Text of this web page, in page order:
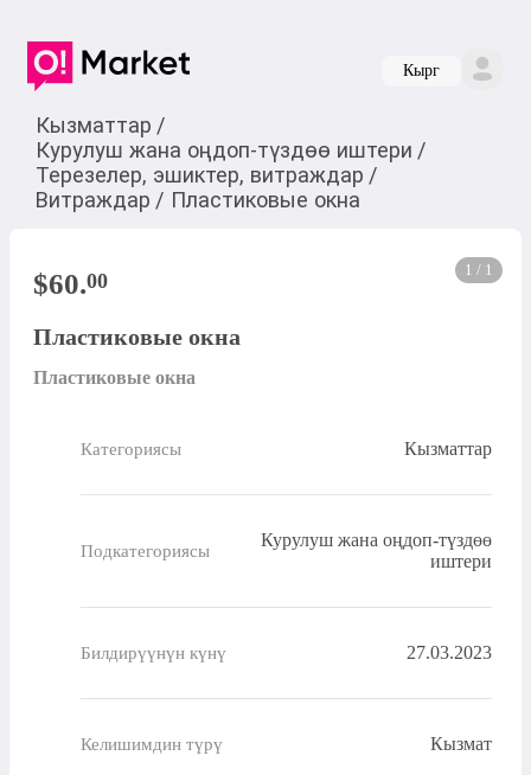
Кырг
Кызматтар /
Курулуш жана оңдоп-түздөө иштери /
Терезелер, эшиктер, витраждар /
Витраждар / Пластиковые окна
1 / 1
$60.00
Пластиковые окна
Пластиковые окна
Категориясы Кызматтар
Подкатегориясы
Курулуш жана оңдоп-түздөө
иштери
Билдирүүнүн күнү 27.03.2023
Келишимдин түрү Кызмат